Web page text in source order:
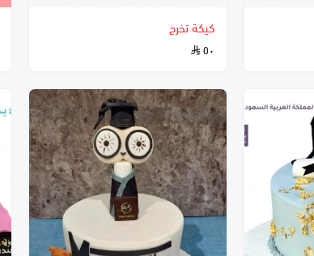
كيكة تخرج
٥٠